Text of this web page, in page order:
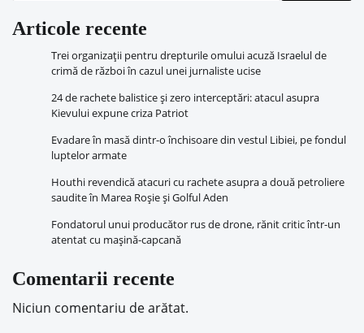
Articole recente
Trei organizații pentru drepturile omului acuză Israelul de
crimă de război în cazul unei jurnaliste ucise
24 de rachete balistice și zero interceptări: atacul asupra
Kievului expune criza Patriot
Evadare în masă dintr-o închisoare din vestul Libiei, pe fondul
luptelor armate
Houthi revendică atacuri cu rachete asupra a două petroliere
saudite în Marea Roșie și Golful Aden
Fondatorul unui producător rus de drone, rănit critic într-un
atentat cu mașină-capcană
Comentarii recente
Niciun comentariu de arătat.